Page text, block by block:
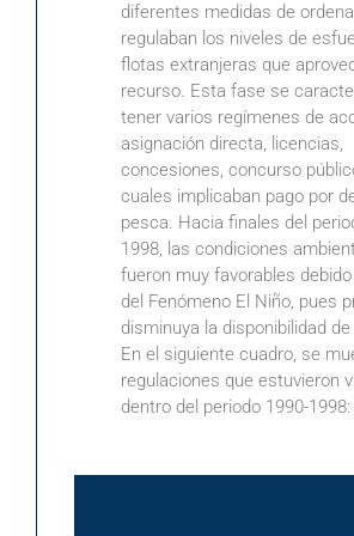
diferentes medidas de
regulaban los niveles de
flotas extranjeras que
recurso. Esta fase se
tener varios regímenes de
asignación directa, licencias,
concesiones, concurso
cuales implicaban pago por
pesca. Hacia finales del
1998, las condiciones
fueron muy favorables
del Fenómeno El Niño, pues
disminuya la disponibilidad
En el siguiente cuadro, se
regulaciones que estuvieron
dentro del periodo 1990-1998: